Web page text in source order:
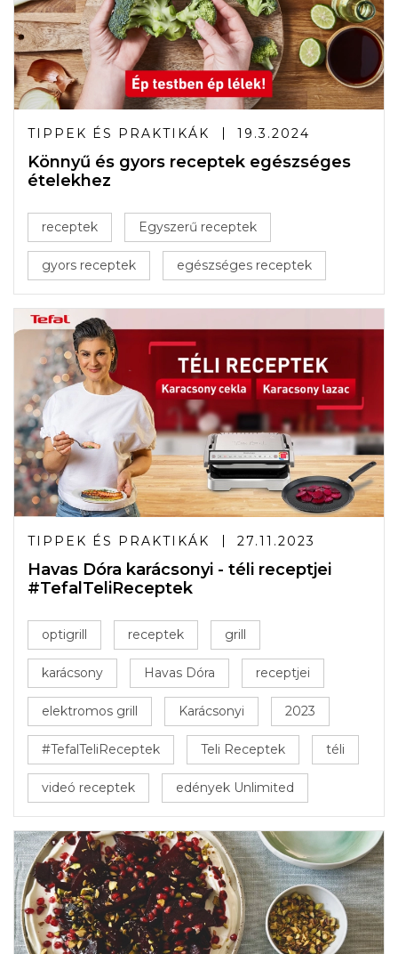
TIPPEK ÉS PRAKTIKÁK 19.3.2024
Könnyű és gyors receptek egészséges
ételekhez
receptek Egyszerű receptek
gyors receptek egészséges receptek
TIPPEK ÉS PRAKTIKÁK 27.11.2023
Havas Dóra karácsonyi - téli receptjei
#TefalTeliReceptek
optigrill receptek grill
karácsony Havas Dóra receptjei
elektromos grill Karácsonyi 2023
#TefalTeliReceptek Teli Receptek téli
videó receptek edények Unlimited